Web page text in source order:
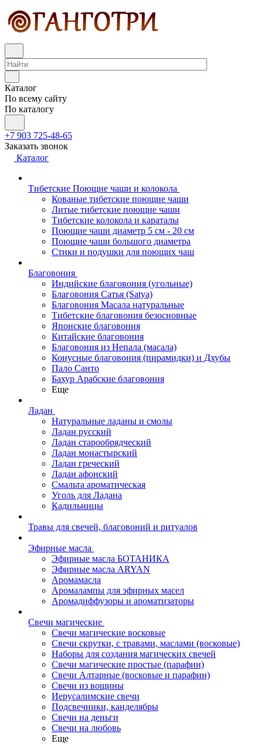
Каталог
По всему сайту
По каталогу
+7 903 725-48-65
Заказать звонок
Каталог
Тибетские Поющие чаши и колокола
Кованые тибетские поющие чаши
Литые тибетские поющие чаши
Тибетские колокола и караталы
Поющие чаши диаметр 5 см - 20 см
Поющие чаши большого диаметра
Стики и подушки для поющих чаш
Благовония
Индийские благовония (угольные)
Благовония Сатья (Satya)
Благовония Масала натуральные
Тибетские благовония безосновные
Японские благовония
Китайские благовония
Благовония из Непала (масала)
Конусные благовония (пирамидки) и Дхубы
Пало Санто
Бахур Арабские благовония
Еще
Ладан
Натуральные ладаны и смолы
Ладан русский
Ладан старообрядческий
Ладан монастырский
Ладан греческий
Ладан афонский
Смальта ароматическая
Уголь для Ладана
Кадильницы
Травы для свечей, благовоний и ритуалов
Эфирные масла
Эфирные масла БОТАНИКА
Эфирные масла ARYAN
Аромамасла
Аромалампы для эфирных масел
Аромадиффузоры и ароматизаторы
Свечи магические
Свечи магические восковые
Свечи скрутки, с травами, маслами (восковые)
Наборы для создания магических свечей
Свечи магические простые (парафин)
Свечи Алтарные (восковые и парафин)
Свечи из вощины
Иерусалимские свечи
Подсвечники, канделябры
Свечи на деньги
Свечи на любовь
Еще